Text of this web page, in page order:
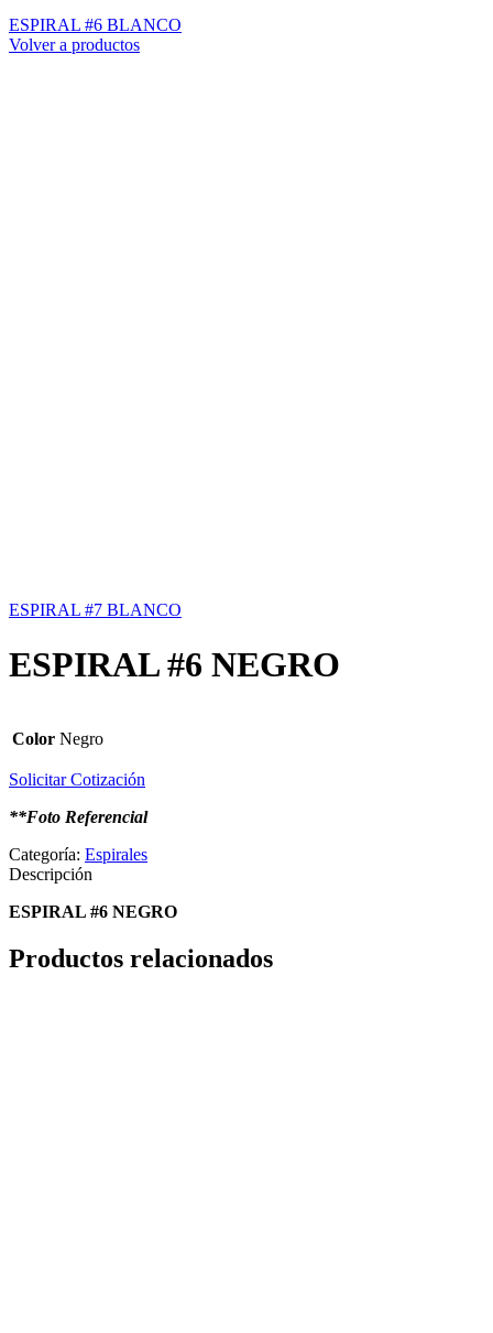
ESPIRAL #6 BLANCO
Volver a productos
ESPIRAL #7 BLANCO
ESPIRAL #6 NEGRO
Color Negro
Solicitar Cotización
**Foto Referencial
Categoría: Espirales
Descripción
ESPIRAL #6 NEGRO
Productos relacionados